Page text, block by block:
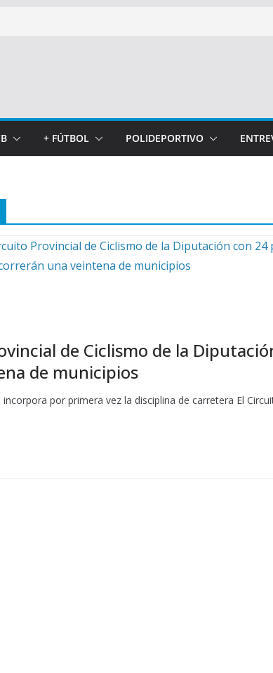
+ FÚTBOL POLIDEPORTIVO
de Ciclismo de la
de municipios
por primera vez la disciplina de carretera El